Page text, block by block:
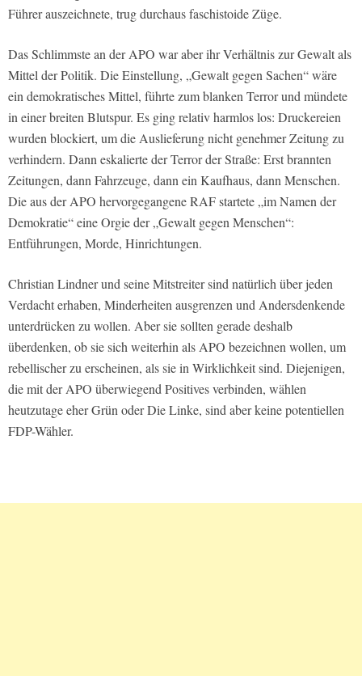
Führer auszeichnete, trug durchaus faschistoide Züge.
Das Schlimmste an der APO war aber ihr Verhältnis zur Gewalt als
Mittel der Politik. Die Einstellung, „Gewalt gegen Sachen“ wäre
ein demokratisches Mittel, führte zum blanken Terror und mündete
in einer breiten Blutspur. Es ging relativ harmlos los: Druckereien
wurden blockiert, um die Auslieferung nicht genehmer Zeitung zu
verhindern. Dann eskalierte der Terror der Straße: Erst brannten
Zeitungen, dann Fahrzeuge, dann ein Kaufhaus, dann Menschen.
Die aus der APO hervorgegangene RAF startete „im Namen der
Demokratie“ eine Orgie der „Gewalt gegen Menschen“:
Entführungen, Morde, Hinrichtungen.
Christian Lindner und seine Mitstreiter sind natürlich über jeden
Verdacht erhaben, Minderheiten ausgrenzen und Andersdenkende
unterdrücken zu wollen. Aber sie sollten gerade deshalb
überdenken, ob sie sich weiterhin als APO bezeichnen wollen, um
rebellischer zu erscheinen, als sie in Wirklichkeit sind. Diejenigen,
die mit der APO überwiegend Positives verbinden, wählen
heutzutage eher Grün oder Die Linke, sind aber keine potentiellen
FDP-Wähler.